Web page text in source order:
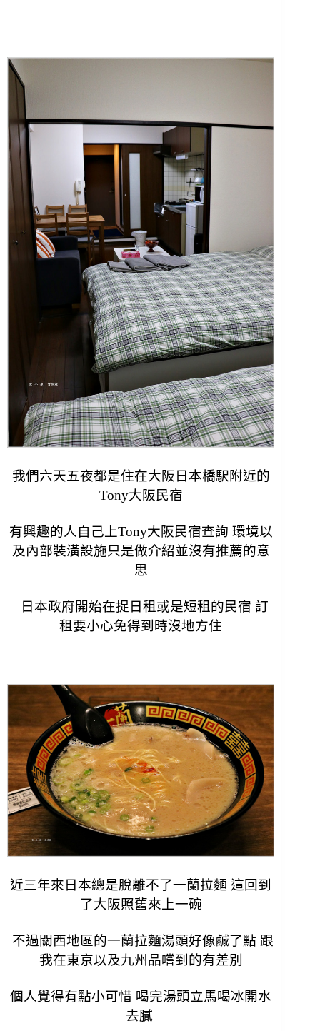
我們六天五夜都是住在大阪日本橋駅附近的
Tony大阪民宿
有興趣的人自己上Tony大阪民宿查詢 環境以
及內部裝潢設施只是做介紹並沒有推薦的意
思
日本政府開始在捉日租或是短租的民宿 訂
租要小心免得到時沒地方住
近三年來日本總是脫離不了一蘭拉麵 這回到
了大阪照舊來上一碗
不過關西地區的一蘭拉麵湯頭好像鹹了點 跟
我在東京以及九州品嚐到的有差別
個人覺得有點小可惜 喝完湯頭立馬喝冰開水
去膩